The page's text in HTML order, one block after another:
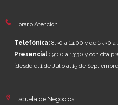
Horario Atención
Telefónica: 8:30 a 14:00 y de 15:30 a
Presencial : 9:00 a 13:30 y con cita
(desde el 1 de Julio al 15 de
Escuela de Negocios